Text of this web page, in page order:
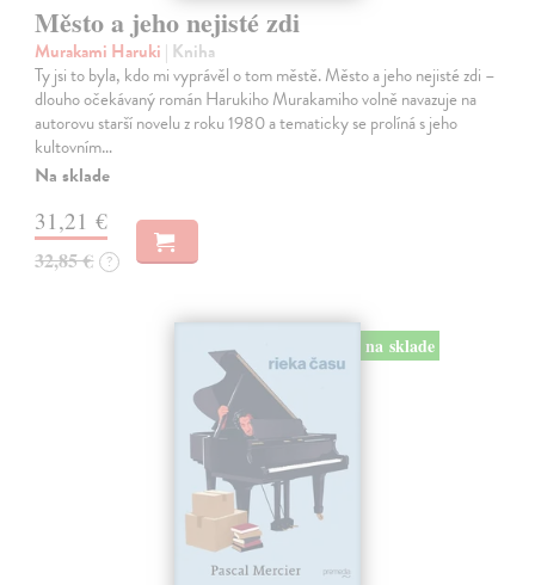
Město a jeho nejisté zdi
Murakami Haruki | Kniha
Ty jsi to byla, kdo mi vyprávěl o tom městě. Město a jeho nejisté zdi –
dlouho očekávaný román Harukiho Murakamiho volně navazuje na
autorovu starší novelu z roku 1980 a tematicky se prolíná s jeho
kultovním…
Na sklade
31,21 €
32,85 € ?
na sklade